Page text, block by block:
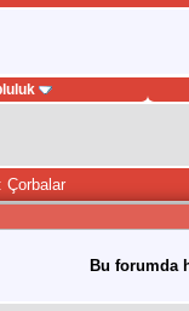
: Çorbalar
Bu forumda